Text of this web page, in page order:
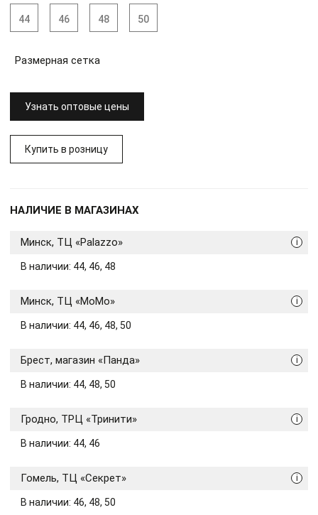
44 46 48 50
Размерная сетка
Узнать оптовые цены
Купить в розницу
НАЛИЧИЕ В МАГАЗИНАХ
i
Минск, ТЦ «Palazzo»
В наличии: 44, 46, 48
i
Минск, ТЦ «МоМо»
В наличии: 44, 46, 48, 50
i
Брест, магазин «Панда»
В наличии: 44, 48, 50
i
Гродно, ТРЦ «Тринити»
В наличии: 44, 46
i
Гомель, ТЦ «Секрет»
В наличии: 46, 48, 50